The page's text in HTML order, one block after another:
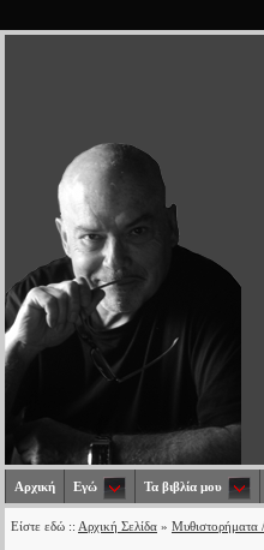
Αρχική Εγώ Τα βιβλία μου
Είστε εδώ :: Αρχική Σελίδα » Μυθιστορήματα